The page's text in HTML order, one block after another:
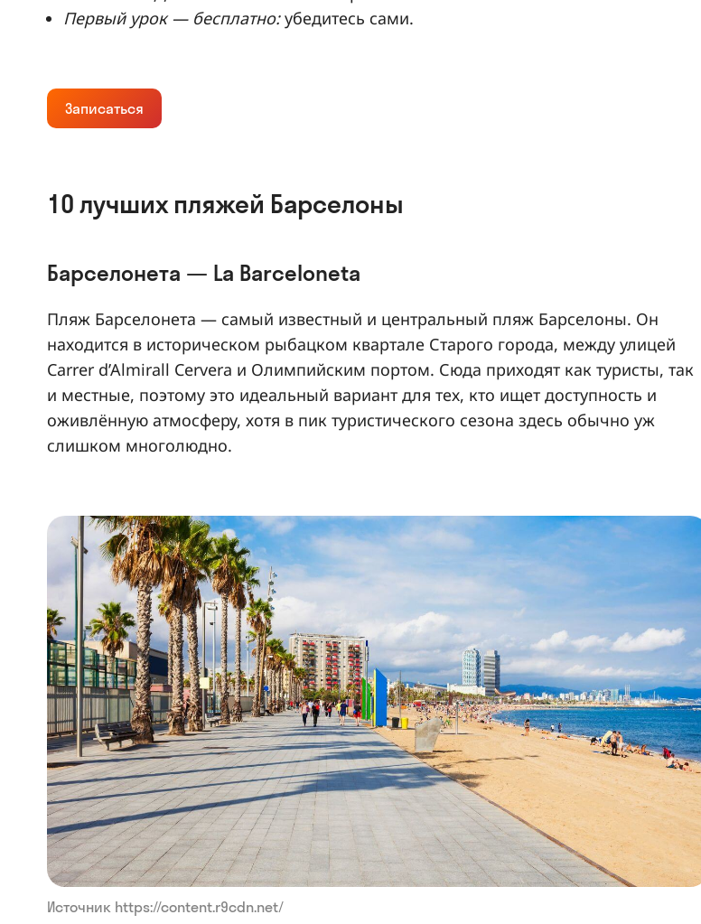
Первый урок — бесплатно:убедитесь сами.
Записаться
10 лучших пляжей Барселоны
Барселонета — La Barceloneta
Пляж Барселонета — самый известный и центральный пляж Барселоны. Он
находится в историческом рыбацком квартале Старого города, между улицей
Carrer d’Almirall Cervera и Олимпийским портом. Сюда приходят как туристы, так
и местные, поэтому это идеальный вариант для тех, кто ищет доступность и
оживлённую атмосферу, хотя в пик туристического сезона здесь обычно уж
слишком многолюдно.
Источник https://content.r9cdn.net/